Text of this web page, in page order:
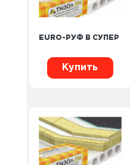
EURO-РУФ В СУПЕР
Купить